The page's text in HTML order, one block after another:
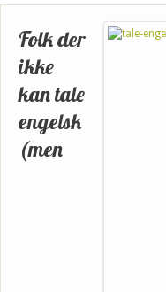
Folk der
ikke
kan tale
engelsk
(men